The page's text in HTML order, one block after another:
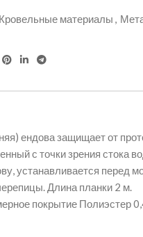
Кровельные материалы ,
ендова защищает от
с точки зрения стока
устанавливается перед
Длина планки 2 м.
покрытие Полиэстер